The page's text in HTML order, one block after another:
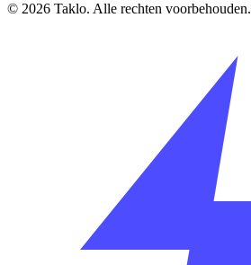
© 2026 Taklo. Alle rechten voorbehouden.